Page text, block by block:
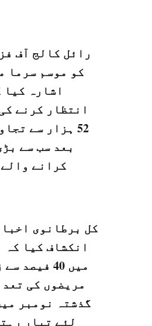
رائل کالج آف
کو موسم سرما
اشارہ
انتظار کرنے
52 ہزار سے
بعد سب سے
کل برطانوی
انکشاف کیا
میں 40
مریضوں کی
گذشتہ نومبر
لئے تیار